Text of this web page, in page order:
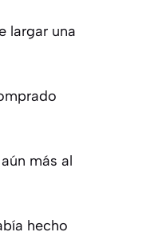
largar una
más al
hecho